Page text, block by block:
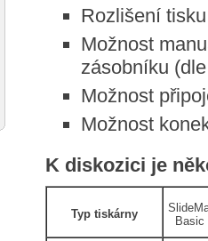
Rozlišení
Možnost
zásobníku
Možnost
Možnost
K diskozici je
Typ tiskárny
Basic